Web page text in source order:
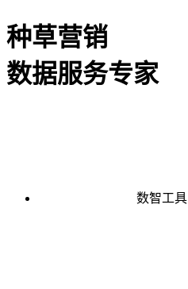
种草营销
数据服务专家
数智工具